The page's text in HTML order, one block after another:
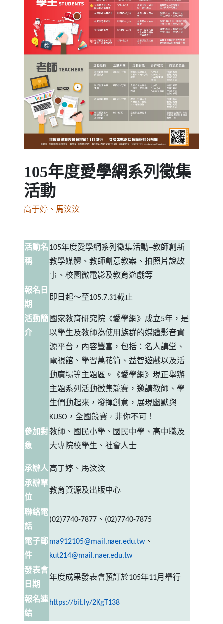
Previous Next
105年度愛學網系列徵集
活動
高于婷、馬汶汶
活動名
稱
105年度愛學網系列徵集活動─教師創新
教學媒體、教師創意教案、拍照片說故
事、校園微電影及教育遊戲等
報名日
期
即日起～至105.7.31截止
活動簡
介
國家教育研究院《愛學網》成立5年，是
以學生及教師為使用族群的媒體影音資
源平台，內容豐富，包括：名人講堂、
電視館、學習萬花筒、益智遊戲以及活
動廣場等主題區。《愛學網》現正舉辦
主題系列活動徵集競賽，邀請教師、學
生們動起來，發揮創意，展現幽默與
KUSO ，全國競賽，非你不可！
參加對
象
教師、國民小學、國民中學、高中職及
大專院校學生、社會人士
承辦人高于婷、馬汶汶
承辦單
位
教育資源及出版中心
聯絡電
話
(02)7740-7877、(02)7740-7875
電子郵
件
ma912105@mail.naer.edu.tw、
kut214@mail.naer.edu.tw
發表會
日期
年度成果發表會預訂於105年11月舉行
報名連
結
https://bit. ly/2KgT138（另開新視窗）